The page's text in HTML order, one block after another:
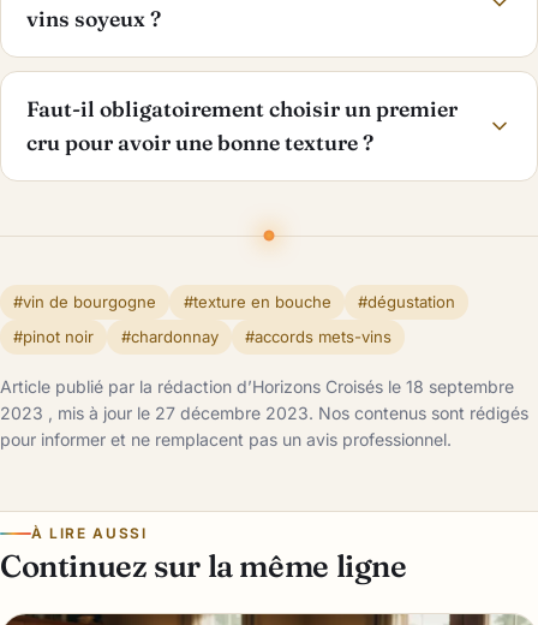
vins soyeux ?
Faut-il obligatoirement choisir un premier
cru pour avoir une bonne texture ?
#vin de bourgogne #texture en bouche
#dégustation
#pinot noir
#chardonnay #accords mets-vins
Article publié par la rédaction d’Horizons Croisés le 18 septembre
2023 , mis à jour le 27 décembre 2023. Nos contenus sont rédigés
pour informer et ne remplacent pas un avis professionnel.
À LIRE AUSSI
Continuez sur la même ligne